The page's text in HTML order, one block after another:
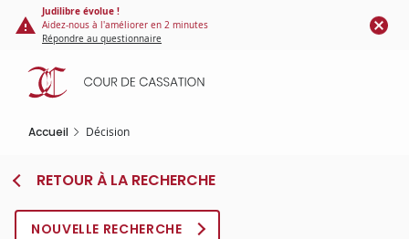
Panneau de gestion des cookies
contenu
principal
Judilibre évolue !
Aidez-nous à l'améliorer en 2 minutes
Répondre au questionnaire
Accueil Décision
RETOUR À LA RECHERCHE
NOUVELLE RECHERCHE